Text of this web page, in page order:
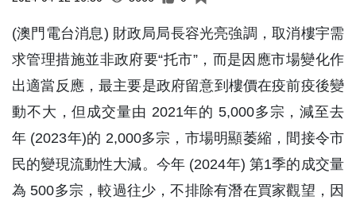
(澳門電台消息) 財政局局長容光亮強調，取消樓宇需
求管理措施並非政府要“托市”，而是因應市場變化作
出適當反應，最主要是政府留意到樓價在疫前疫後變
動不大，但成交量由 2021年的 5,000多宗，減至去
年 (2023年)的 2,000多宗，市場明顯萎縮，間接令市
民的變現流動性大減。今年 (2024年) 第1季的成交量
為 500多宗，較過往少，不排除有潛在買家觀望，因